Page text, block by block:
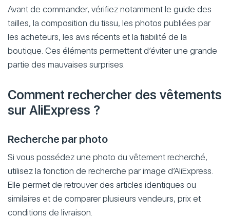
Avant de commander, vérifiez notamment le guide des
tailles, la composition du tissu, les photos publiées par
les acheteurs, les avis récents et la fiabilité de la
boutique. Ces éléments permettent d’éviter une grande
partie des mauvaises surprises.
Comment rechercher des vêtements
sur AliExpress ?
Recherche par photo
Si vous possédez une photo du vêtement recherché,
utilisez la fonction de recherche par image d’AliExpress.
Elle permet de retrouver des articles identiques ou
similaires et de comparer plusieurs vendeurs, prix et
conditions de livraison.